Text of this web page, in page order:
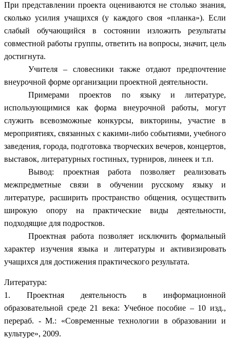
При представлении проекта оцениваются не столько знания,
сколько усилия учащихся (у каждого своя «планка»). Если
слабый обучающийся в состоянии изложить результаты
совместной работы группы, ответить на вопросы, значит, цель
достигнута.
Учителя – словесники также отдают предпочтение
внеурочной форме организации проектной деятельности.
Примерами проектов по языку и литературе,
использующимися как форма внеурочной работы, могут
служить всевозможные конкурсы, викторины, участие в
мероприятиях, связанных с какими-либо событиями, учебного
заведения, города, подготовка творческих вечеров, концертов,
выставок, литературных гостиных, турниров, линеек и т.п.
Вывод: проектная работа позволяет реализовать
межпредметные связи в обучении русскому языку и
литературе, расширить пространство общения, осуществить
широкую опору на практические виды деятельности,
подходящие для подростков.
Проектная работа позволяет исключить формальный
характер изучения языка и литературы и активизировать
учащихся для достижения практического результата.
Литература:
1. Проектная деятельность в информационной
образовательной среде 21 века: Учебное пособие – 10 изд.,
перераб. - М.: «Современные технологии в образовании и
культуре», 2009.